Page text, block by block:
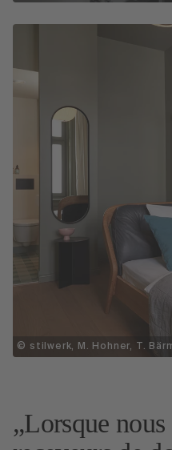
© stilwerk, M. Hohner, T.
Lorsque